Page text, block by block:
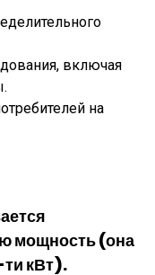
включая
на
мощность (она
кВт).